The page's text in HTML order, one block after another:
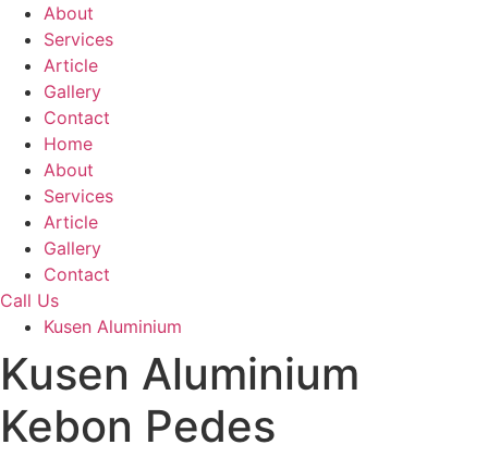
About
Services
Article
Gallery
Contact
Home
About
Services
Article
Gallery
Contact
Call Us
Kusen Aluminium
Kusen Aluminium
Kebon Pedes